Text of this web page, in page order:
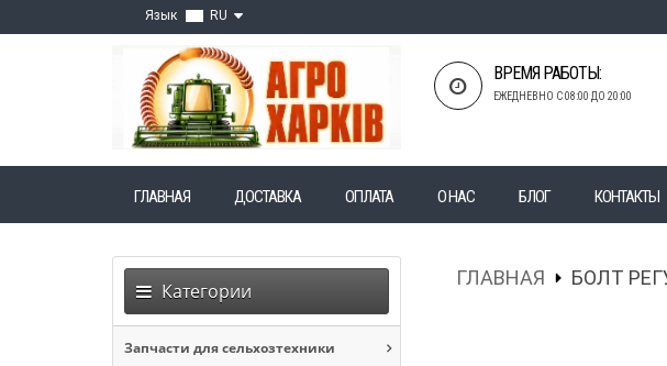
Язык RU
ВРЕМЯ РАБОТЫ:
ЕЖЕДНЕВНО С 08:00 ДО 20:00
ГЛАВНАЯ ДОСТАВКА ОПЛАТА О НАС БЛОГ КОНТАКТЫ
Категории
Запчасти для сельхозтехники
ГЛАВНАЯ БОЛТ